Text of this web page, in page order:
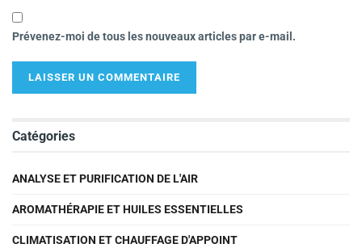
Prévenez-moi de tous les nouveaux articles par e-mail.
Catégories
ANALYSE ET PURIFICATION DE L'AIR
AROMATHÉRAPIE ET HUILES ESSENTIELLES
CLIMATISATION ET CHAUFFAGE D'APPOINT